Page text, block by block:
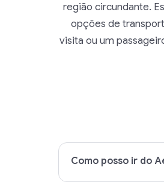
região circundante.
opções de
visita ou um
Como posso ir do